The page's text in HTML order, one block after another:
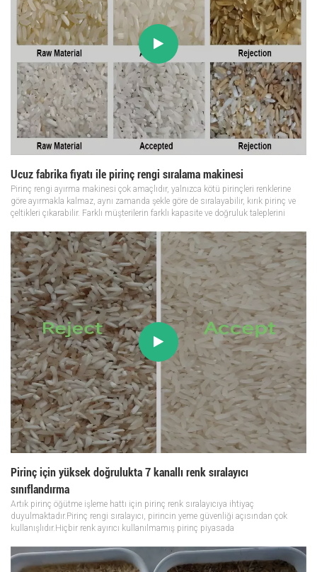
Ucuz fabrika fiyatı ile pirinç rengi sıralama makinesi
Pirinç rengi ayırma makinesi çok amaçlıdır, yalnızca kötü pirinçleri renklerine
göre ayırmakla kalmaz, aynı zamanda şekle göre de sıralayabilir, kırık pirinç ve
çeltikleri çıkarabilir. Farklı müşterilerin farklı kapasite ve doğruluk taleplerini
Pirinç için yüksek doğrulukta 7 kanallı renk sıralayıcı
sınıflandırma
Artık pirinç öğütme işleme hattı için pirinç renk sıralayıcıya ihtiyaç
duyulmaktadır.Pirinç rengi sıralayıcı, pirincin yeme güvenliği açısından çok
kullanışlıdır.Hiçbir renk ayırıcı kullanılmamış pirinç piyasada
için...